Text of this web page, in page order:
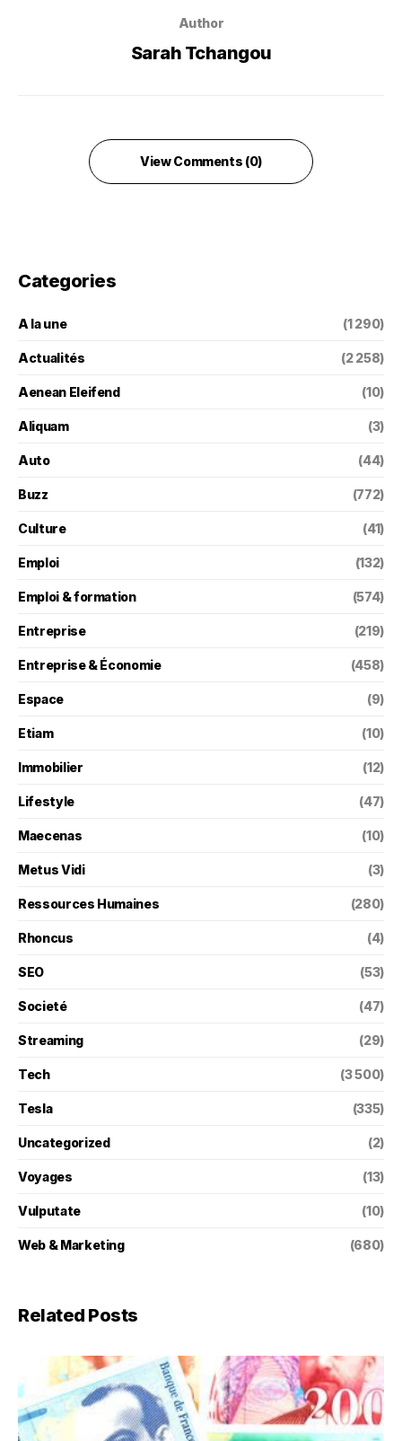
Author
Sarah Tchangou
View Comments (0)
Categories
A la une (1 290)
Actualités (2 258)
Aenean Eleifend (10)
Aliquam (3)
Auto (44)
Buzz (772)
Culture (41)
Emploi (132)
Emploi & formation (574)
Entreprise (219)
Entreprise & Économie (458)
Espace (9)
Etiam (10)
Immobilier (12)
Lifestyle (47)
Maecenas (10)
Metus Vidi (3)
Ressources Humaines (280)
Rhoncus (4)
SEO (53)
Societé (47)
Streaming (29)
Tech (3 500)
Tesla (335)
Uncategorized (2)
Voyages (13)
Vulputate (10)
Web & Marketing (680)
Related Posts